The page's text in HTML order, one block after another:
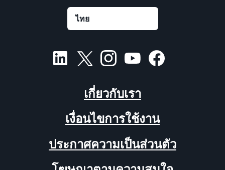
เกี่ยวกับเรา
เงื่อนไขการใช้งาน
ประกาศความเป็นส่วนตัว